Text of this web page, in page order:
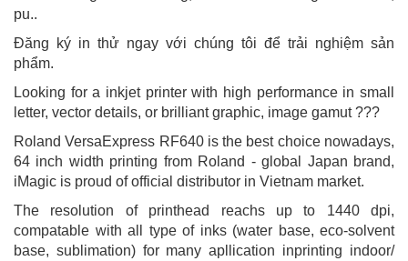
pu..
Đăng ký in thử ngay với chúng tôi để trải nghiệm sản
phẩm.
Looking for a inkjet printer with high performance in small
letter, vector details, or brilliant graphic, image gamut ???
Roland VersaExpress RF640 is the best choice nowadays,
64 inch width printing from Roland - global Japan brand,
iMagic is proud of official distributor in Vietnam market.
The resolution of printhead reachs up to 1440 dpi,
compatable with all type of inks (water base, eco-solvent
base, sublimation) for many apllication inprinting indoor/